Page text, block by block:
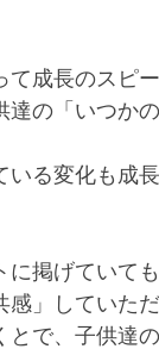
成長のスピ
の「いつか
いる変化も成
に掲げていて
感」していた
とで、子供達